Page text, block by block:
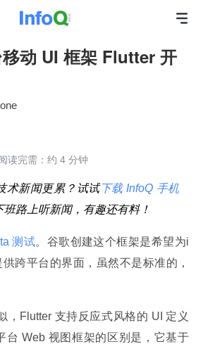
动 UI 框架 Flutter 开
读完需：约 4 分钟
术新闻更累？试试下载 InfoQ 手机
班路上听新闻，有趣还有料！
测试。谷歌创建这个框架是希望为i
跨平台的界面，虽然不是标准的，
，Flutter 支持反应式风格的 UI 定义
台 Web 视图框架的区别是，它基于